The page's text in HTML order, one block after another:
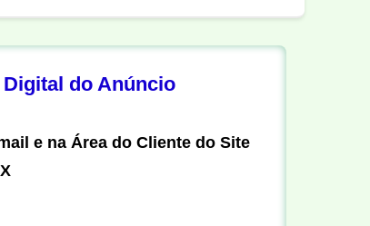
Amador Pesca
Matemática
do Anúncio
e na Área do Cliente do Site